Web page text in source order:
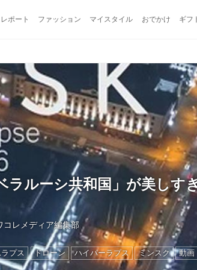
レポート ファッション マイスタイル おでかけ ギフ
ラルーシ共和国」が美しす
コレメディア編集部
プス ドローン ハイパーラプス ミンスク 動画